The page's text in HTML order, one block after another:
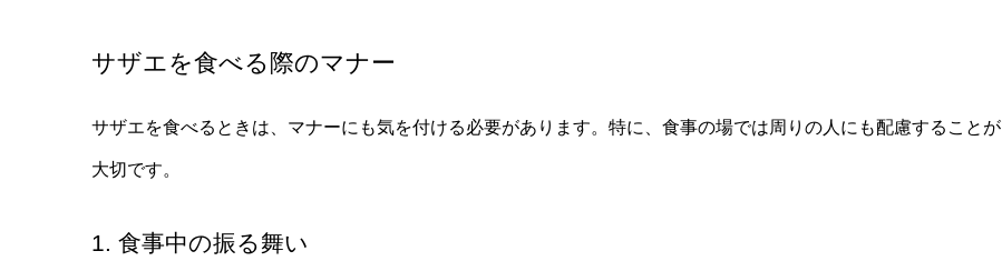
サザエを食べる際のマナー
サザエを食べるときは、マナーにも気を付ける必要があります。特に、食事の場では周りの人にも配慮することが
大切です。
1. 食事中の振る舞い